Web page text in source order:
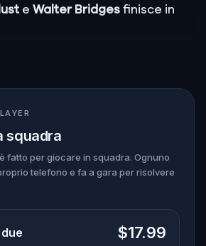
e Walter Bridges finisce in
blogger, è stata trovata
tour a caccia di fantasmi
Percy Shadows.
fidanzato? Percy, la
qualcun altro si nasconde
, interroga i sospettati e
assassino prima che colpisca
squadra
fatto per giocare in squadra. Ognuno
telefono e fa a gara per risolvere
$17.99